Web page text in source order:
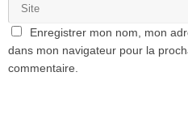
Enregistrer mon nom, mon
dans mon navigateur pour la
commentaire.